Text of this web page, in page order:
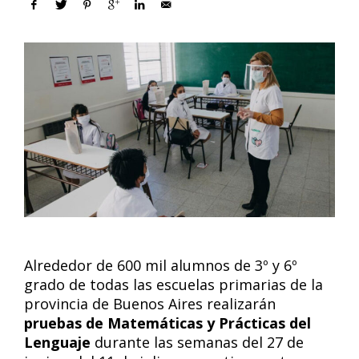
Alrededor de 600 mil alumnos de 3º y 6º
grado de todas las escuelas primarias de la
provincia de Buenos Aires realizarán
pruebas de Matemáticas y Prácticas del
Lenguaje durante las semanas del 27 de